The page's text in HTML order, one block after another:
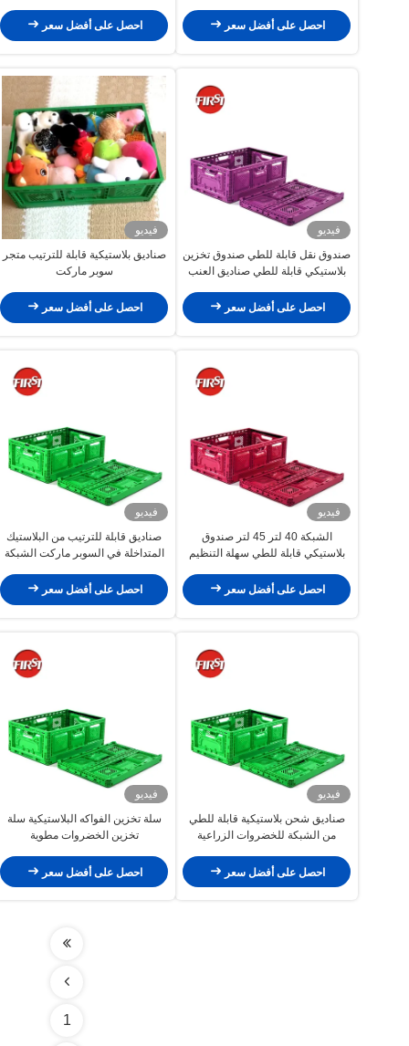
احصل على أفضل سعر
احصل على أفضل سعر
فيديو
صندوق نقل قابلة للطي صندوق تخزين
بلاستيكي قابلة للطي صناديق العنب
احصل على أفضل سعر
فيديو
صناديق بلاستيكية قابلة للترتيب متجر
سوبر ماركت
احصل على أفضل سعر
فيديو
الشبكة 40 لتر 45 لتر صندوق
بلاستيكي قابلة للطي سهلة التنظيم
احصل على أفضل سعر
فيديو
صناديق قابلة للترتيب من البلاستيك
المتداخلة في السوبر ماركت الشبكة
احصل على أفضل سعر
فيديو
صناديق شحن بلاستيكية قابلة للطي
من الشبكة للخضروات الزراعية
احصل على أفضل سعر
فيديو
سلة تخزين الفواكه البلاستيكية سلة
تخزين الخضروات مطوية
احصل على أفضل سعر
1